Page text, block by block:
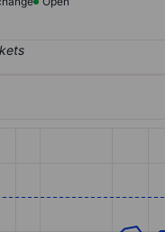
categories.
values. Data ranges